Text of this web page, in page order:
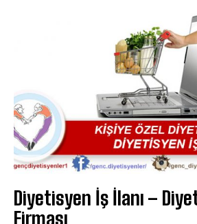
Diyetisyen İş İlanı –
Firması